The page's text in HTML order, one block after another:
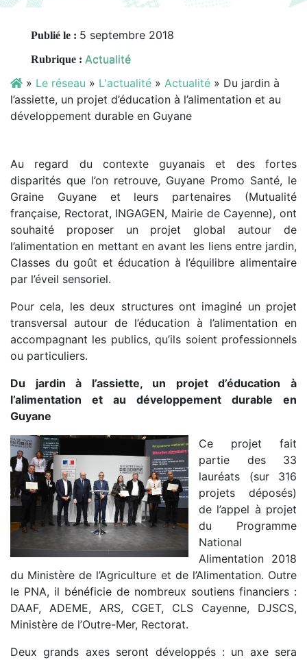
Publié le : 5 septembre 2018
Rubrique : Actualité
» Le réseau » L'actualité » Actualité » Du jardin à
l’assiette, un projet d’éducation à l’alimentation et au
développement durable en Guyane
Au regard du contexte guyanais et des fortes
disparités que l’on retrouve, Guyane Promo Santé, le
Graine Guyane et leurs partenaires (Mutualité
française, Rectorat, INGAGEN, Mairie de Cayenne), ont
souhaité proposer un projet global autour de
l’alimentation en mettant en avant les liens entre jardin,
Classes du goût et éducation à l’équilibre alimentaire
par l’éveil sensoriel.
Pour cela, les deux structures ont imaginé un projet
transversal autour de l’éducation à l’alimentation en
accompagnant les publics, qu’ils soient professionnels
ou particuliers.
Du jardin à l’assiette, un projet d’éducation à
l’alimentation et au développement durable en
Guyane
Ce projet fait
partie des 33
lauréats (sur 316
projets déposés)
de l’appel à projet
du Programme
National
Alimentation 2018
du Ministère de l’Agriculture et de l’Alimentation. Outre
le PNA, il bénéficie de nombreux soutiens financiers :
DAAF, ADEME, ARS, CGET, CLS Cayenne, DJSCS,
Ministère de l’Outre-Mer, Rectorat.
Deux grands axes seront développés : un axe sera